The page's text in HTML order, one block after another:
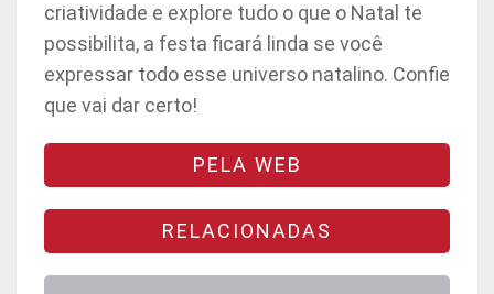
criatividade e explore tudo o que o Natal te
possibilita, a festa ficará linda se você
expressar todo esse universo natalino. Confie
que vai dar certo!
PELA WEB
RELACIONADAS